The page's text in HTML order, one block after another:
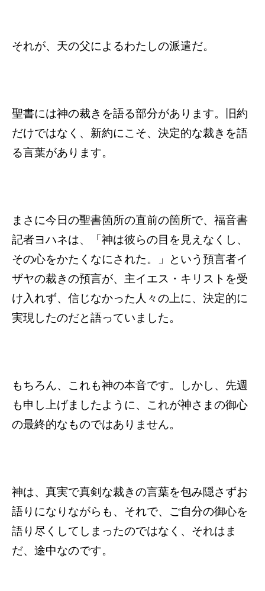
それが、天の父によるわたしの派遣だ。
聖書には神の裁きを語る部分があります。旧約
だけではなく、新約にこそ、決定的な裁きを語
る言葉があります。
まさに今日の聖書箇所の直前の箇所で、福音書
記者ヨハネは、「神は彼らの目を見えなくし、
その心をかたくなにされた。」という預言者イ
ザヤの裁きの預言が、主イエス・キリストを受
け入れず、信じなかった人々の上に、決定的に
実現したのだと語っていました。
もちろん、これも神の本音です。しかし、先週
も申し上げましたように、これが神さまの御心
の最終的なものではありません。
神は、真実で真剣な裁きの言葉を包み隠さずお
語りになりながらも、それで、ご自分の御心を
語り尽くしてしまったのではなく、それはま
だ、途中なのです。